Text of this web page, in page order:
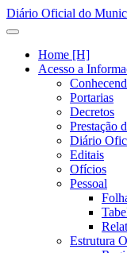
Diário Oficial do
Home [H]
Acesso a
Portarias
Decretos
Prestação
Diário
Editais
Ofícios
Pessoal
Estrutura